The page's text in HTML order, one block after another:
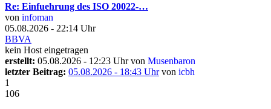
Re: Einfuehrung des ISO 20022-…
von infoman
05.08.2026 - 22:14 Uhr
BBVA
kein Host eingetragen
erstellt: 05.08.2026 - 12:23 Uhr von Musenbaron
letzter Beitrag: 05.08.2026 - 18:43 Uhrvon icbh
1
106